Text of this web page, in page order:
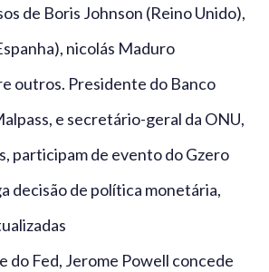
de Boris Johnson (Reino Unido),
nicolás Maduro
outros. Presidente do Banco
e secretário-geral da ONU,
participam de evento do Gzero
decisão de política monetária,
do Fed, Jerome Powell concede